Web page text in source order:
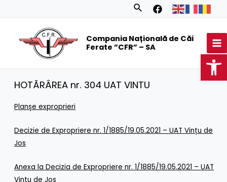
Search
Compania Națională de Căi
Ferate ”CFR” – SA
HOTĂRÂREA nr. 304 UAT VINTU
Planșe exproprieri
Decizie de Expropriere nr. 1/1885/19.05.2021 – UAT Vințu de
Jos
Anexa la Decizia de Expropriere nr. 1/1885/19.05.2021 – UAT
Vințu de Jos